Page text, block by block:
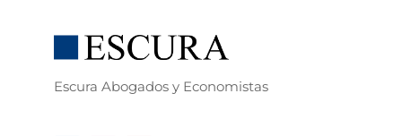
Escura Abogados y Economistas